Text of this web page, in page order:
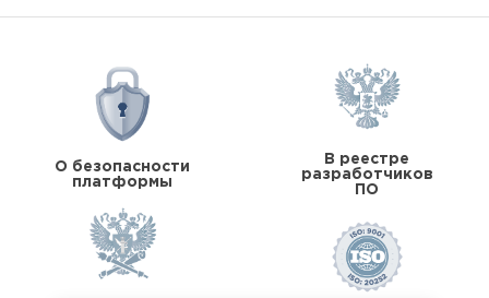
О безопасности
платформы
В реестре
разработчиков
ПО